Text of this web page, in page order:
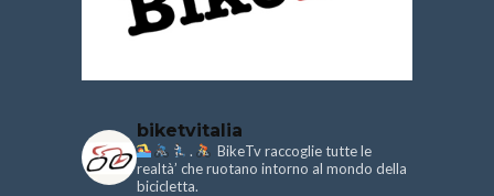
biketvitalia
.
BikeTv raccoglie tutte le
realtà’ che ruotano intorno al mondo della
bicicletta.